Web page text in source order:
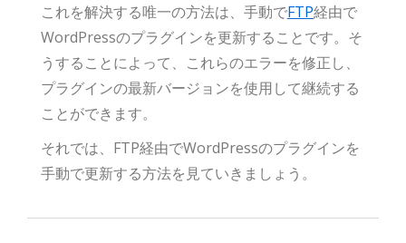
これを解決する唯一の方法は、手動でFTP経由で
WordPressのプラグインを更新することです。そ
うすることによって、これらのエラーを修正し、
プラグインの最新バージョンを使用して継続する
ことができます。
それでは、FTP経由でWordPressのプラグインを
手動で更新する方法を見ていきましょう。